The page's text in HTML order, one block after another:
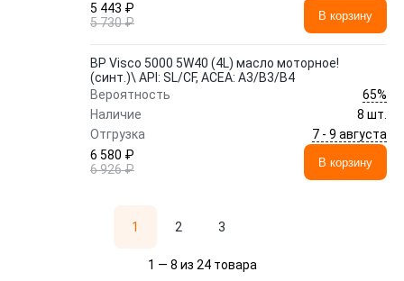
5 443 ₽
5 730 ₽
В корзину
BP Visco 5000 5W40 (4L) масло моторное!
(синт.)\ API: SL/CF, ACEA: A3/B3/B4
Вероятность
65%
Наличие
8 шт.
Отгрузка
7 - 9 августа
6 580 ₽
6 926 ₽
В корзину
1 2 3
1 — 8 из 24 товара